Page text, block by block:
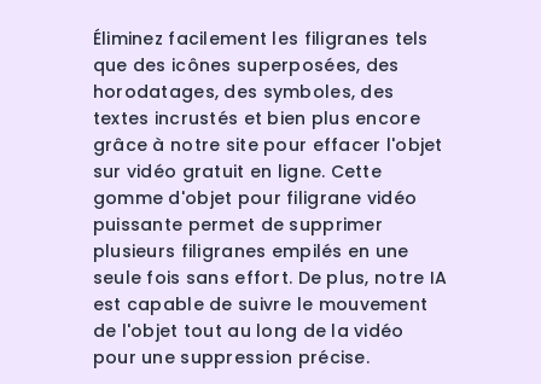
Éliminez facilement les filigranes tels
que des icônes superposées, des
horodatages, des symboles, des
textes incrustés et bien plus encore
grâce à notre site pour effacer l'objet
sur vidéo gratuit en ligne. Cette
gomme d'objet pour filigrane vidéo
puissante permet de supprimer
plusieurs filigranes empilés en une
seule fois sans effort. De plus, notre IA
est capable de suivre le mouvement
de l'objet tout au long de la vidéo
pour une suppression précise.